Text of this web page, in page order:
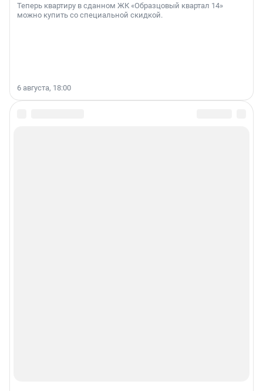
Теперь квартиру в сданном ЖК «Образцовый квартал 14»
можно купить со специальной скидкой.
6 августа, 18:00